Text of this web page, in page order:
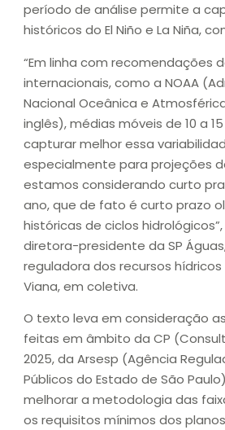
período de análise permite a
históricos do El Niño e La Niña,
“Em linha com recomendações
internacionais, como a NOAA
Nacional Oceânica e
inglês), médias móveis de 10 a
capturar melhor essa
especialmente para projeções
estamos considerando curto
ano, que de fato é curto prazo
históricas de ciclos
diretora-presidente da SP
reguladora dos recursos hídricos
Viana, em coletiva.
O texto leva em consideração
feitas em âmbito da CP
2025, da Arsesp (Agência
Públicos do Estado de São
melhorar a metodologia das
os requisitos mínimos dos